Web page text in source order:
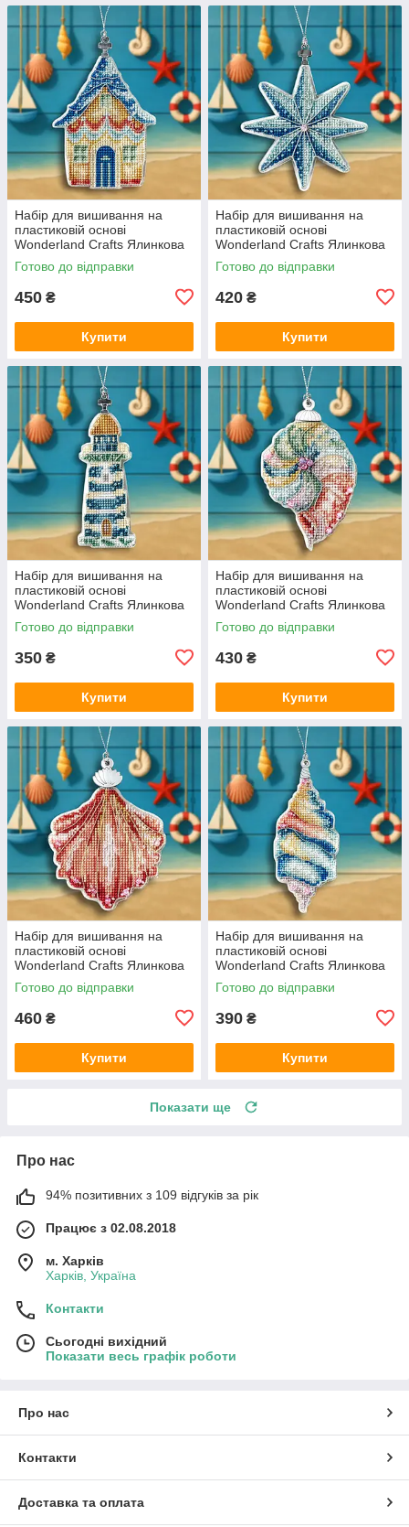
Набір для вишивання на
пластиковій основі
Wonderland Crafts Ялинкова
іграшка — Будиночок біля
моря FLX-144
Готово до відправки
450 ₴
Купити
Набір для вишивання на
пластиковій основі
Wonderland Crafts Ялинкова
іграшка — Морська зірка
FLX-145
Готово до відправки
420 ₴
Купити
Набір для вишивання на
пластиковій основі
Wonderland Crafts Ялинкова
іграшка — Береговий маяк
FLX-146
Готово до відправки
350 ₴
Купити
Набір для вишивання на
пластиковій основі
Wonderland Crafts Ялинкова
іграшка — Морська спіраль
FLX-147
Готово до відправки
430 ₴
Купити
Набір для вишивання на
пластиковій основі
Wonderland Crafts Ялинкова
іграшка — Коралова мушля
FLX-148
Готово до відправки
460 ₴
Купити
Набір для вишивання на
пластиковій основі
Wonderland Crafts Ялинкова
іграшка — Океанська мушля
FLX-149
Готово до відправки
390 ₴
Купити
Показати ще
Про нас
94% позитивних з 109 відгуків за рік
Працює з 02.08.2018
м. Харків
Харків, Україна
Контакти
Сьогодні вихідний
Показати весь графік роботи
Про нас
Контакти
Доставка та оплата